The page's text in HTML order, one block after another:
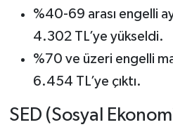
%40-69 arası engelli
4.302 TL’ye yükseldi.
%70 ve üzeri engelli
6.454 TL’ye çıktı.
SED (Sosyal